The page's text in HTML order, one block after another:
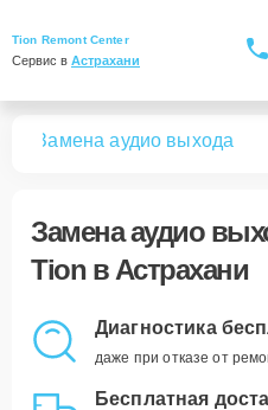
Tion Remont Center
Сервис в Астрахани
Замена аудио выхода
Замена аудио
Tion в Астрахани
Диагностика
даже при отказе от
Бесплатная